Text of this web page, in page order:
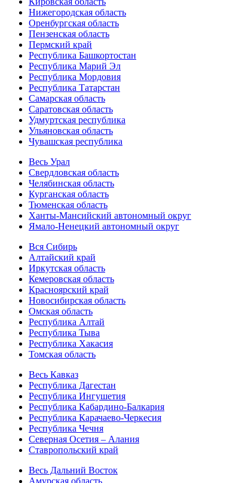
Нижегородская область
Оренбургская область
Пензенская область
Пермский край
Республика Башкортостан
Республика Марий Эл
Республика Мордовия
Республика Татарстан
Самарская область
Саратовская область
Удмуртская республика
Ульяновская область
Чувашская республика
Весь Урал
Свердловская область
Челябинская область
Курганская область
Тюменская область
Ханты-Мансийский автономный округ
Ямало-Ненецкий автономный округ
Вся Сибирь
Алтайский край
Иркутская область
Кемеровская область
Красноярский край
Новосибирская область
Омская область
Республика Алтай
Республика Тыва
Республика Хакасия
Томская область
Весь Кавказ
Республика Дагестан
Республика Ингушетия
Республика Кабардино-Балкария
Республика Карачаево-Черкесия
Республика Чечня
Северная Осетия – Алания
Ставропольский край
Весь Дальний Восток
Амурская область